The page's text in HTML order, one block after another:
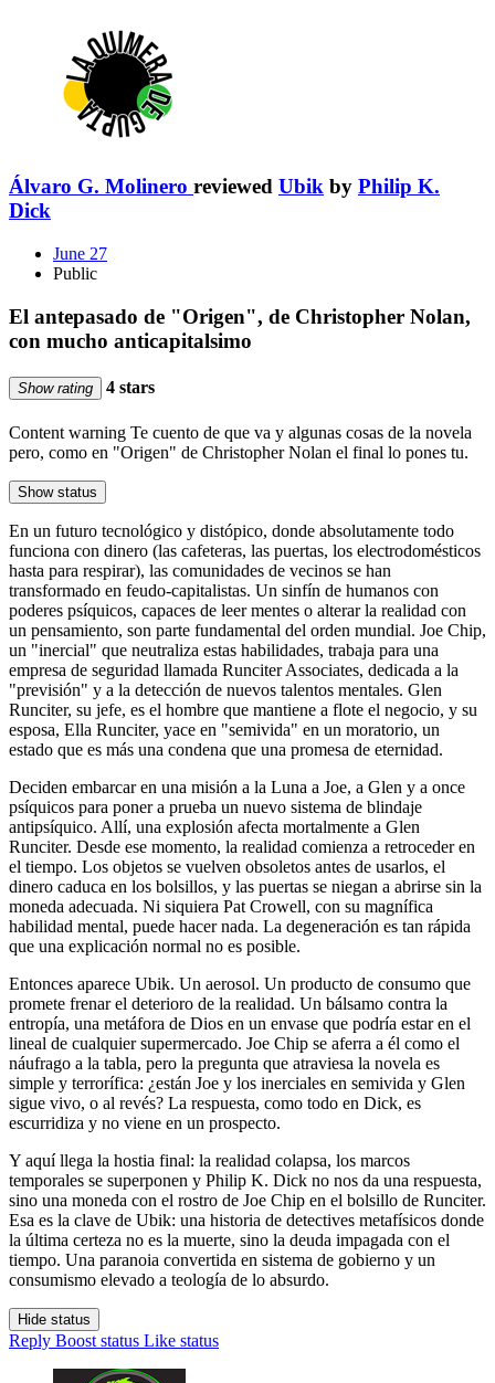
Álvaro G. Molinero reviewed Ubik by Philip K.
Dick
June 27
Public
El antepasado de "Origen", de Christopher Nolan,
con mucho anticapitalsimo
Show rating 4 stars
Content warning Te cuento de que va y algunas cosas de la novela
pero, como en "Origen" de Christopher Nolan el final lo pones tu.
Show status
En un futuro tecnológico y distópico, donde absolutamente todo
funciona con dinero (las cafeteras, las puertas, los electrodomésticos
hasta para respirar), las comunidades de vecinos se han
transformado en feudo-capitalistas. Un sinfín de humanos con
poderes psíquicos, capaces de leer mentes o alterar la realidad con
un pensamiento, son parte fundamental del orden mundial. Joe Chip,
un "inercial" que neutraliza estas habilidades, trabaja para una
empresa de seguridad llamada Runciter Associates, dedicada a la
"previsión" y a la detección de nuevos talentos mentales. Glen
Runciter, su jefe, es el hombre que mantiene a flote el negocio, y su
esposa, Ella Runciter, yace en "semivida" en un moratorio, un
estado que es más una condena que una promesa de eternidad.
Deciden embarcar en una misión a la Luna a Joe, a Glen y a once
psíquicos para poner a prueba un nuevo sistema de blindaje
antipsíquico. Allí, una explosión afecta mortalmente a Glen
Runciter. Desde ese momento, la realidad comienza a retroceder en
el tiempo. Los objetos se vuelven obsoletos antes de usarlos, el
dinero caduca en los bolsillos, y las puertas se niegan a abrirse sin la
moneda adecuada. Ni siquiera Pat Crowell, con su magnífica
habilidad mental, puede hacer nada. La degeneración es tan rápida
que una explicación normal no es posible.
Entonces aparece Ubik. Un aerosol. Un producto de consumo que
promete frenar el deterioro de la realidad. Un bálsamo contra la
entropía, una metáfora de Dios en un envase que podría estar en el
lineal de cualquier supermercado. Joe Chip se aferra a él como el
náufrago a la tabla, pero la pregunta que atraviesa la novela es
simple y terrorífica: ¿están Joe y los inerciales en semivida y Glen
sigue vivo, o al revés? La respuesta, como todo en Dick, es
escurridiza y no viene en un prospecto.
Y aquí llega la hostia final: la realidad colapsa, los marcos
temporales se superponen y Philip K. Dick no nos da una respuesta,
sino una moneda con el rostro de Joe Chip en el bolsillo de Runciter.
Esa es la clave de Ubik: una historia de detectives metafísicos donde
la última certeza no es la muerte, sino la deuda impagada con el
tiempo. Una paranoia convertida en sistema de gobierno y un
consumismo elevado a teología de lo absurdo.
Hide status
Reply Boost status Like status